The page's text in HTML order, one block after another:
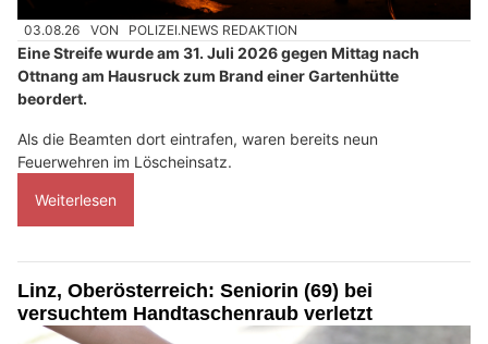
03.08.26 VON POLIZEI.NEWS REDAKTION
Eine Streife wurde am 31. Juli 2026 gegen Mittag nach
Ottnang am Hausruck zum Brand einer Gartenhütte
beordert.
Als die Beamten dort eintrafen, waren bereits neun
Feuerwehren im Löscheinsatz.
Weiterlesen
Linz, Oberösterreich: Seniorin (69) bei
versuchtem Handtaschenraub verletzt